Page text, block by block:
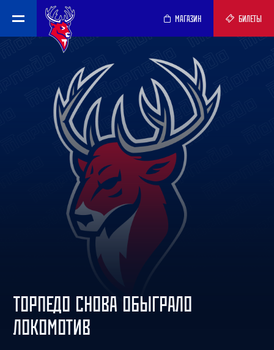
МАГАЗИН БИЛЕТЫ
ТОРПЕДО СНОВА ОБЫГРАЛО
ЛОКОМОТИВ